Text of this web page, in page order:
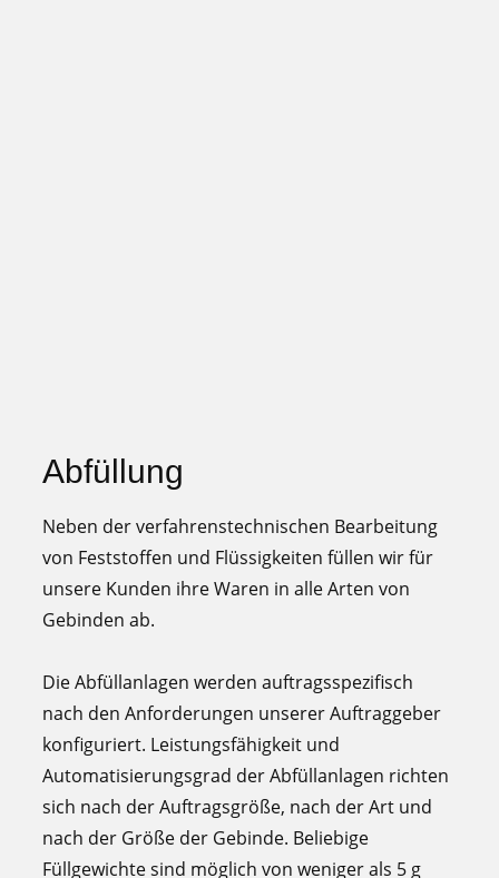
Abfüllung
Neben der verfahrenstechnischen Bearbeitung
von Feststoffen und Flüssigkeiten füllen wir für
unsere Kunden ihre Waren in alle Arten von
Gebinden ab.
Die Abfüllanlagen werden auftragsspezifisch
nach den Anforderungen unserer Auftraggeber
konfiguriert. Leistungsfähigkeit und
Automatisierungsgrad der Abfüllanlagen richten
sich nach der Auftragsgröße, nach der Art und
nach der Größe der Gebinde. Beliebige
Füllgewichte sind möglich von weniger als 5 g